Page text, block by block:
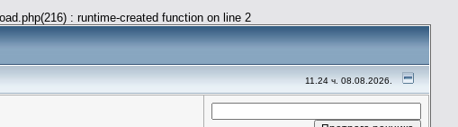
: runtime-created function on line 2
11.24 ч. 08.08.2026.